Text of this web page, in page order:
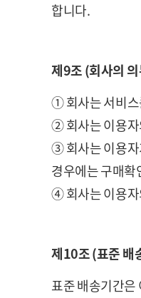
합니다.
제9조 (회사의
① 회사는 서비스
② 회사는 이용자
③ 회사는 이용자
경우에는 구매확
④ 회사는 이용자
제10조 (표준 배
표준 배송기간은